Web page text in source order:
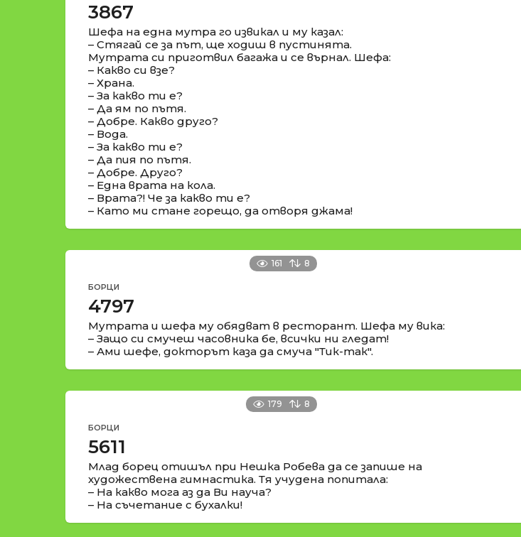
3867
Шефа на една мутра го извикал и му казал:
– Стягай се за път, ще ходиш в пустинята.
Мутрата си приготвил багажа и се върнал. Шефа:
– Какво си взе?
– Храна.
– За какво ти е?
– Да ям по пътя.
– Добре. Какво друго?
– Вода.
– За какво ти е?
– Да пия по пътя.
– Добре. Друго?
– Една врата на кола.
– Врата?! Че за какво ти е?
– Като ми стане горещо, да отворя джама!
161 8
БОРЦИ
4797
Мутрата и шефа му обядват в ресторант. Шефа му вика:
– Защо си смучеш часовника бе, всички ни гледат!
– Ами шефе, докторът каза да смуча "Тик-так".
179 8
БОРЦИ
5611
Млад борец отишъл при Нешка Робева да се запише на
художествена гимнастика. Тя учудена попитала:
– На какво мога аз да Ви науча?
– На съчетание с бухалки!